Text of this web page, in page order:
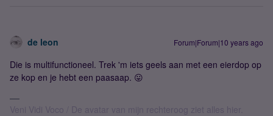
de leon Forum|Forum|10 years ago
Die is multifunctioneel. Trek 'm iets geels aan met een eierdop op
ze kop en je hebt een paasaap. 😛
Veni Vidi Voco / De avatar van mijn rechteroog ziet alles hier.